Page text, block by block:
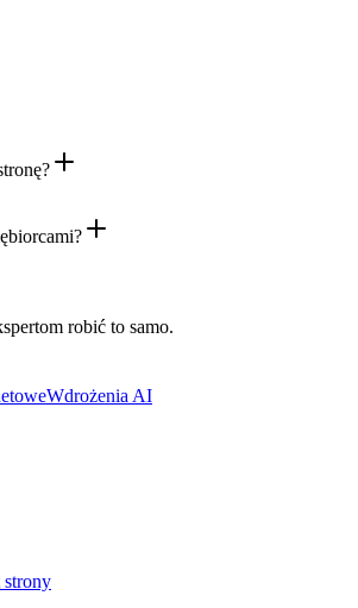
robić to samo.
Wdrożenia AI
strony